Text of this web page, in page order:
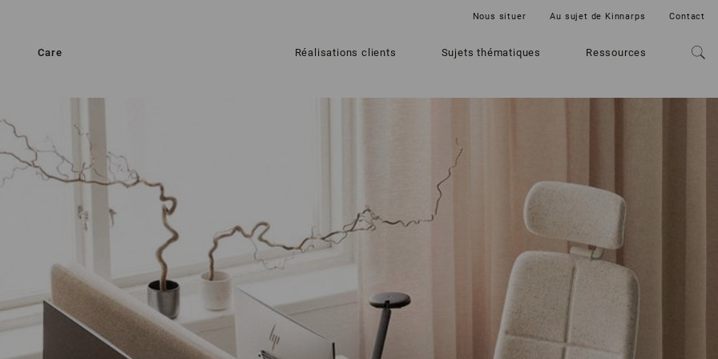
Care Réalisations clients Sujets thématiques Ressources
Nous situer Au sujet de Kinnarps Contact